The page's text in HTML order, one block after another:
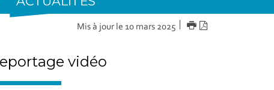
Mis à jour le 10 mars 2025 IMPRIMER
vidéo